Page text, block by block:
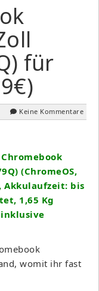
für
Keine Kommentare
(ChromeOS,
Akkulaufzeit: bis
1,65 Kg
womit ihr fast